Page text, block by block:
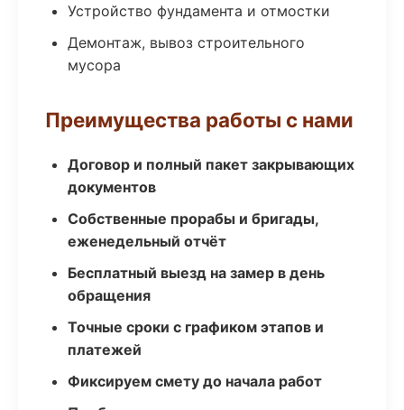
Устройство фундамента и отмостки
Демонтаж, вывоз строительного
мусора
Преимущества работы с нами
Договор и полный пакет закрывающих
документов
Собственные прорабы и бригады,
еженедельный отчёт
Бесплатный выезд на замер в день
обращения
Точные сроки с графиком этапов и
платежей
Фиксируем смету до начала работ